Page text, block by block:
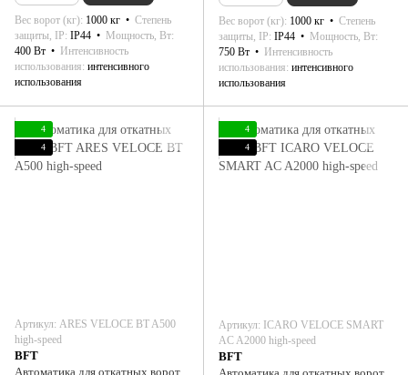
Вес ворот (кг) 1000 кг
Степень
защиты, IP IP44
Мощность, Вт
400 Вт
Интенсивность
использования интенсивного
использования
Вес ворот (кг) 1000 кг
Степень
защиты, IP IP44
Мощность, Вт
750 Вт
Интенсивность
использования интенсивного
использования
4
4
Артикул: ARES VELOCE BT A500
high-speed
BFT
Автоматика для откатных ворот
4
4
Артикул: ICARO VELOCE SMART
AC A2000 high-speed
BFT